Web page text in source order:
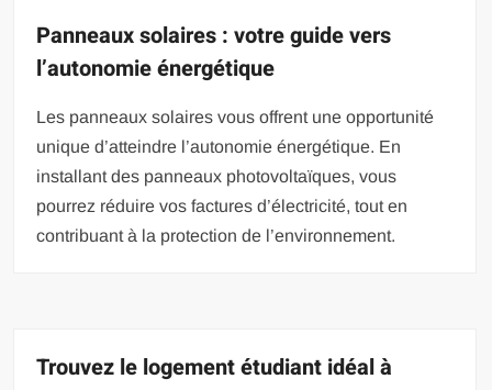
Panneaux solaires : votre guide vers
l’autonomie énergétique
Les panneaux solaires vous offrent une opportunité
unique d’atteindre l’autonomie énergétique. En
installant des panneaux photovoltaïques, vous
pourrez réduire vos factures d’électricité, tout en
contribuant à la protection de l’environnement.
Trouvez le logement étudiant idéal à